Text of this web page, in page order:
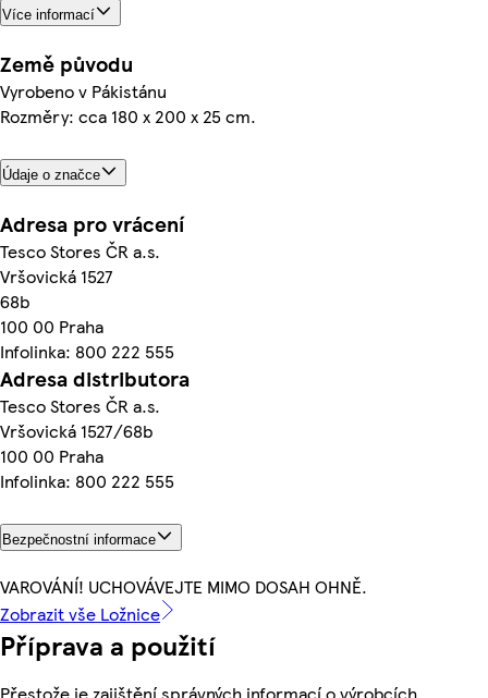
Více informací
Země původu
Vyrobeno v Pákistánu
Rozměry: cca 180 x 200 x 25 cm.
Údaje o značce
Adresa pro vrácení
Tesco Stores ČR a.s.
Vršovická 1527
68b
100 00 Praha
Infolinka: 800 222 555
Adresa distributora
Tesco Stores ČR a.s.
Vršovická 1527/68b
100 00 Praha
Infolinka: 800 222 555
Bezpečnostní informace
VAROVÁNÍ! UCHOVÁVEJTE MIMO DOSAH OHNĚ.
Zobrazit vše Ložnice
Příprava a použití
Přestože je zajištění správných informací o výrobcích